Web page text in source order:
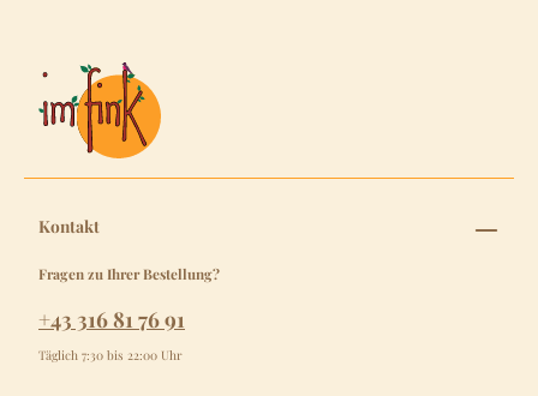
Kontakt
Fragen zu Ihrer Bestellung?
+43 316 81 76 91
Täglich 7:30 bis 22:00 Uhr